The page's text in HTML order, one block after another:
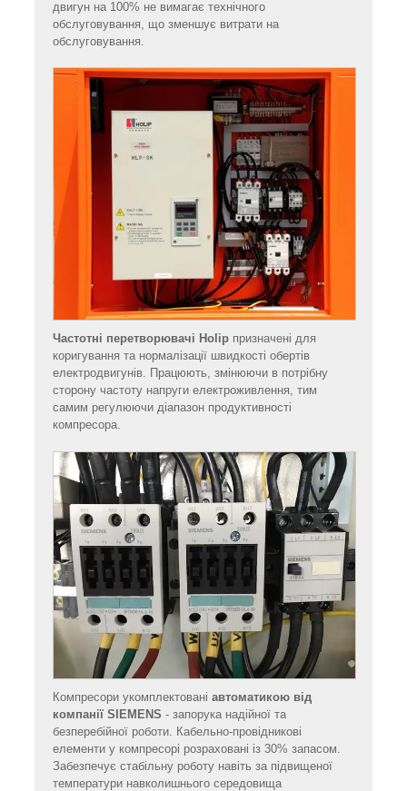
двигун на 100% не вимагає технічного
обслуговування, що зменшує витрати на
обслуговування.
Частотні перетворювачі Holip призначені для
коригування та нормалізації швидкості обертів
електродвигунів. Працюють, змінюючи в потрібну
сторону частоту напруги електроживлення, тим
самим регулюючи діапазон продуктивності
компресора.
Компресори укомплектовані автоматикою від
компанії SIEMENS - запорука надійної та
безперебійної роботи. Кабельно-провідникові
елементи у компресорі розраховані із 30% запасом.
Забезпечує стабільну роботу навіть за підвищеної
температури навколишнього середовища